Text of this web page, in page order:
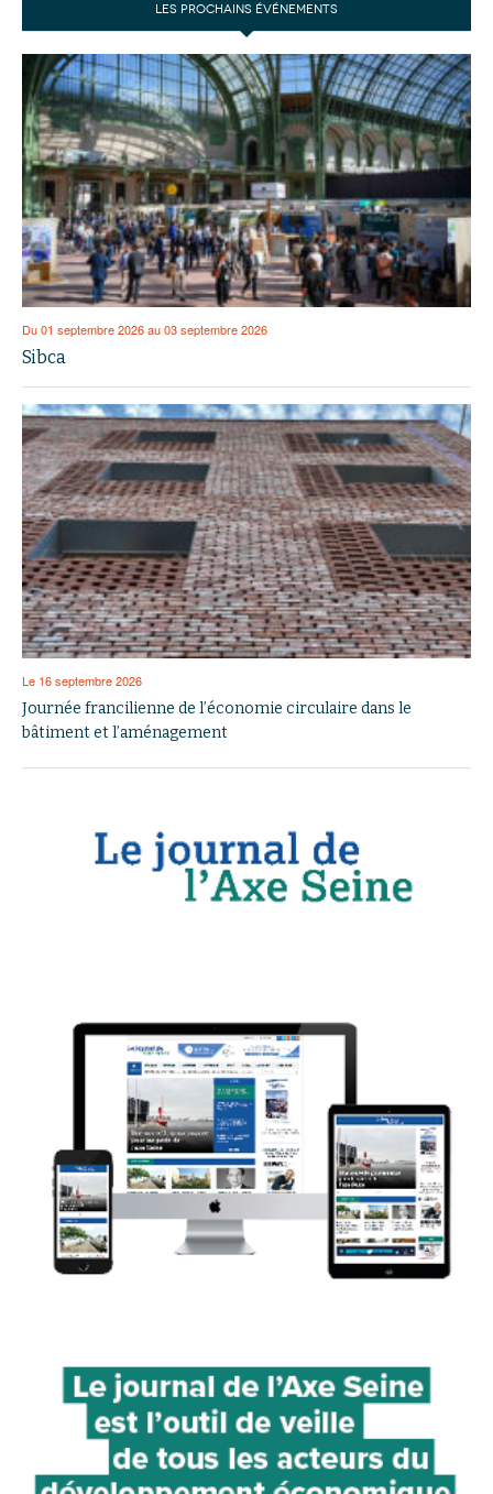
LES PROCHAINS ÉVÉNEMENTS
Du 01 septembre 2026 au 03 septembre 2026
Sibca
Le 16 septembre 2026
Journée francilienne de l’économie circulaire dans le
bâtiment et l’aménagement